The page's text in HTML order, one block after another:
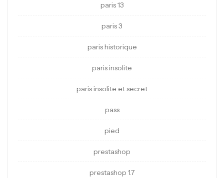
paris 13
paris 3
paris historique
paris insolite
paris insolite et secret
pass
pied
prestashop
prestashop 1.7